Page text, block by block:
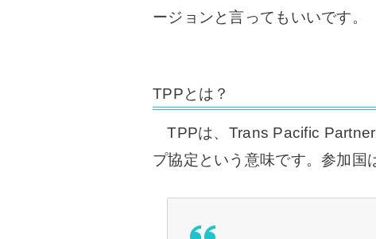
ージョンと言ってもいいです。
TPPとは？
TPPは、Trans Pacific
プ協定という意味です。参加国